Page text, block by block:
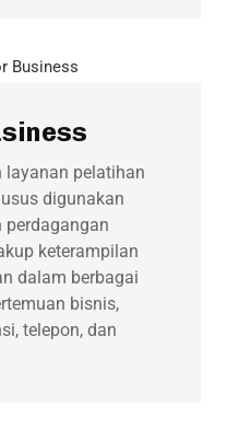
layanan pelatihan
digunakan
keterampilan
dalam berbagai
bisnis,
telepon, dan